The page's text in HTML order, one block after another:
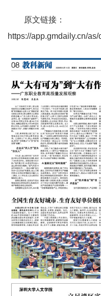
原文链接：
https://app.gmdaily.cn/